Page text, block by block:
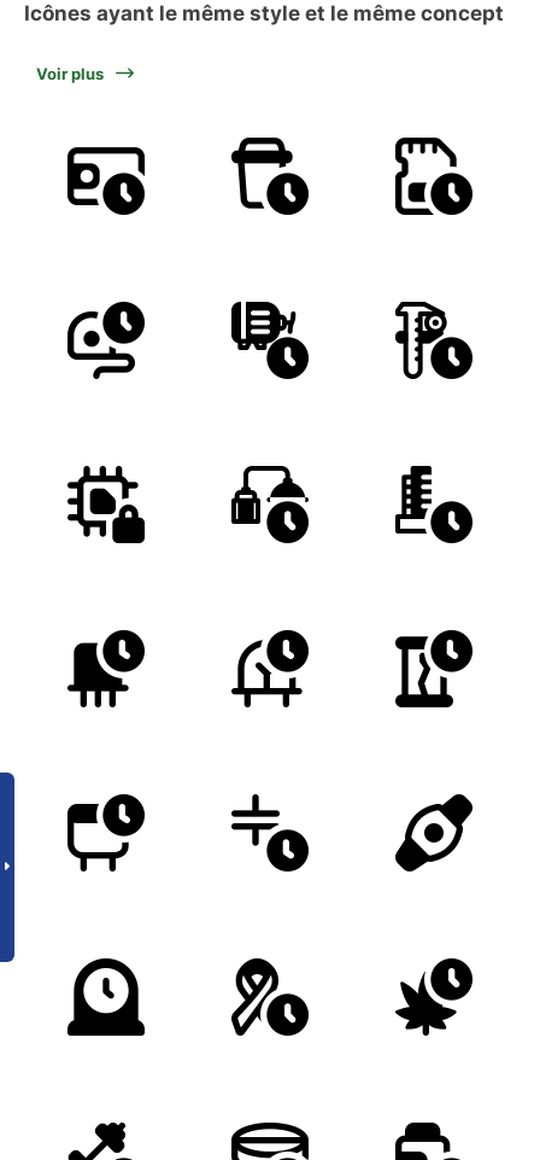
Icônes ayant le même style et le même concept
Voir plus